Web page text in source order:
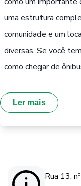
uma estrutura
comunidade e um
diversas. Se você
como chegar de
Ler mais
Rua 13,